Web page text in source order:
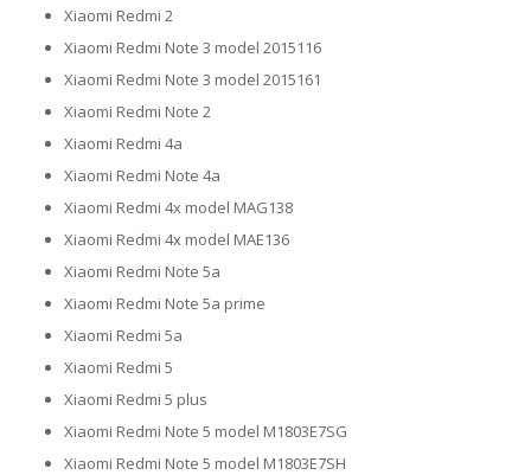
Xiaomi Redmi 2
Xiaomi Redmi Note 3 model 2015116
Xiaomi Redmi Note 3 model 2015161
Xiaomi Redmi Note 2
Xiaomi Redmi 4a
Xiaomi Redmi Note 4a
Xiaomi Redmi 4x model MAG138
Xiaomi Redmi 4x model MAE136
Xiaomi Redmi Note 5a
Xiaomi Redmi Note 5a prime
Xiaomi Redmi 5a
Xiaomi Redmi 5
Xiaomi Redmi 5 plus
Xiaomi Redmi Note 5 model M1803E7SG
Xiaomi Redmi Note 5 model M1803E7SH